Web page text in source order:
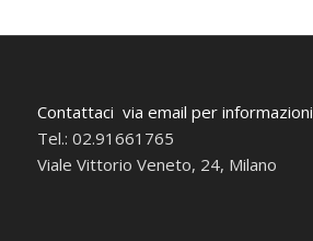
Contattaci via email per informazioni
Tel.: 02.91661765
Viale Vittorio Veneto, 24, Milano